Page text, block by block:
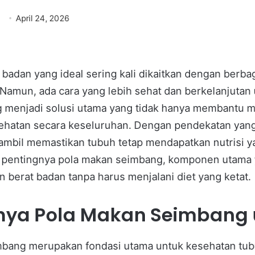
April 24, 2026
yang ideal sering kali dikaitkan dengan
ada cara yang lebih sehat dan
menjadi solusi utama yang tidak hanya membantu
secara keseluruhan. Dengan pendekatan
memastikan tubuh tetap mendapatkan nutrisi
pola makan seimbang, komponen
berat badan tanpa harus menjalani diet yang ketat.
Pola Makan
merupakan fondasi utama untuk kesehatan